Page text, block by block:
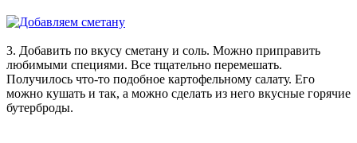
3. Добавить по вкусу сметану и соль. Можно приправить
любимыми специями. Все тщательно перемешать.
Получилось что-то подобное картофельному салату. Его
можно кушать и так, а можно сделать из него вкусные горячие
бутерброды.